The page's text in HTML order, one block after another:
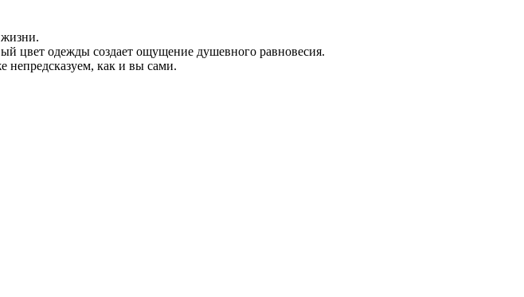
жизни.
цвет одежды создает ощущение душевного равновесия.
непредсказуем, как и вы сами.